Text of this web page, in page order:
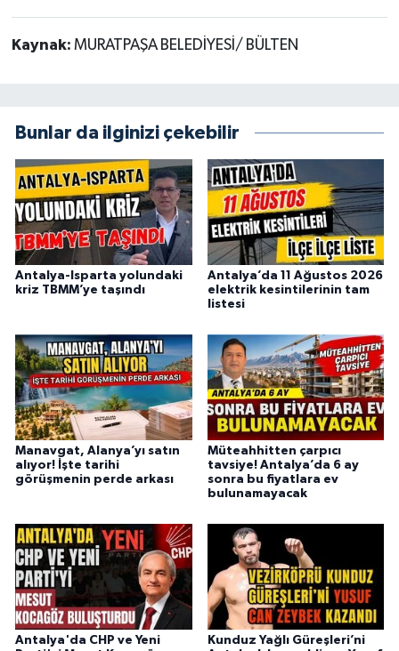
Kaynak: MURATPAŞA BELEDİYESİ/ BÜLTEN
Bunlar da ilginizi çekebilir
Antalya-Isparta yolundaki
kriz TBMM’ye taşındı
Antalya’da 11 Ağustos 2026
elektrik kesintilerinin tam
listesi
Manavgat, Alanya’yı satın
alıyor! İşte tarihi
görüşmenin perde arkası
Müteahhitten çarpıcı
tavsiye! Antalya’da 6 ay
sonra bu fiyatlara ev
bulunamayacak
Antalya'da CHP ve Yeni
Kunduz Yağlı Güreşleri’ni